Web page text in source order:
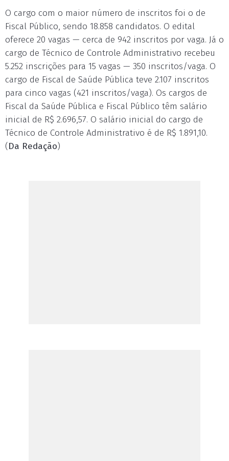
O cargo com o maior número de inscritos foi o de
Fiscal Público, sendo 18.858 candidatos. O edital
oferece 20 vagas — cerca de 942 inscritos por vaga. Já o
cargo de Técnico de Controle Administrativo recebeu
5.252 inscrições para 15 vagas — 350 inscritos/vaga. O
cargo de Fiscal de Saúde Pública teve 2.107 inscritos
para cinco vagas (421 inscritos/vaga). Os cargos de
Fiscal da Saúde Pública e Fiscal Público têm salário
inicial de R$ 2.696,57. O salário inicial do cargo de
Técnico de Controle Administrativo é de R$ 1.891,10.
(Da Redação)